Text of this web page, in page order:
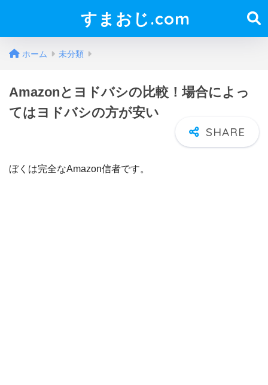
すまおじ.com
ホーム 未分類
Amazonとヨドバシの比較！場合によっ
てはヨドバシの方が安い
ぼくは完全なAmazon信者です。